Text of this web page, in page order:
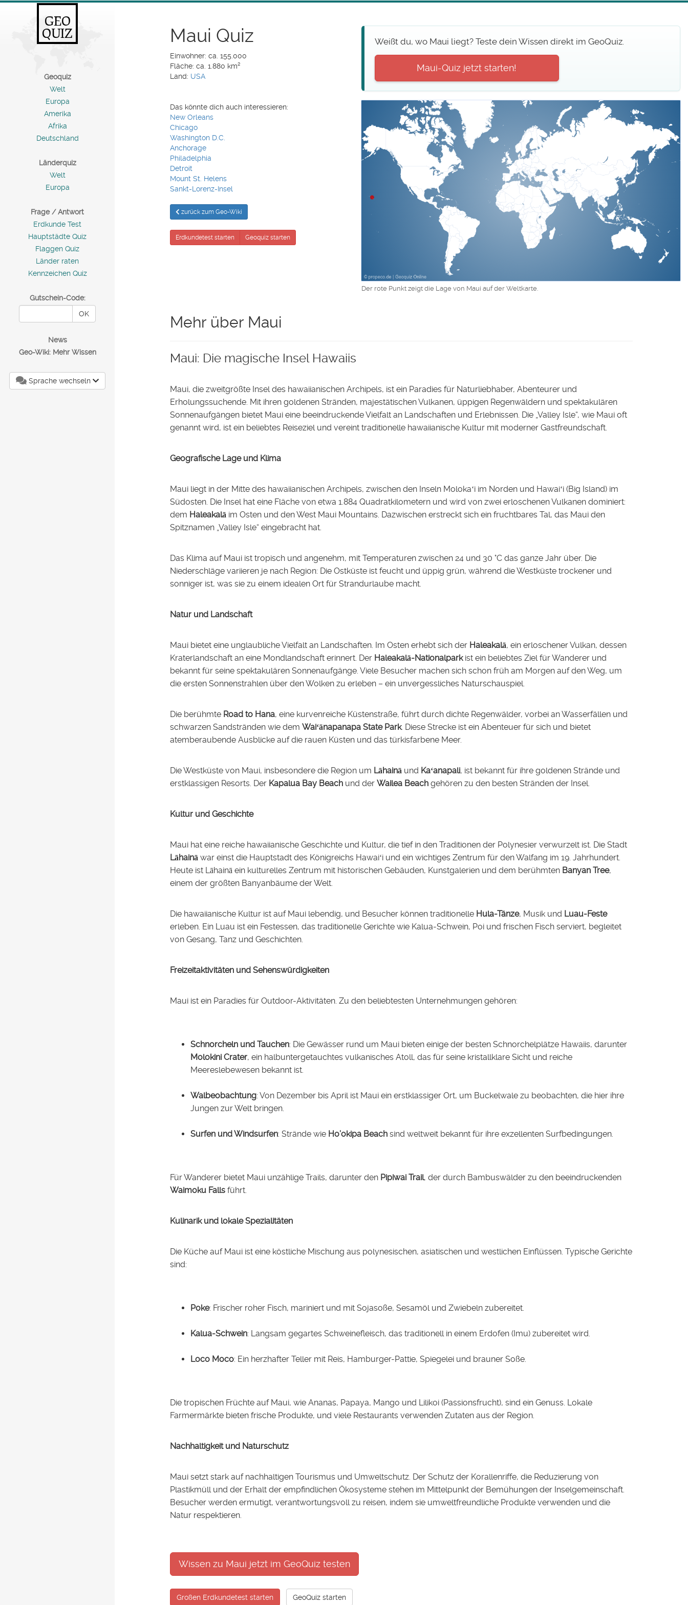
GEO
QUIZ
Geoquiz
Welt
Europa
Amerika
Afrika
Deutschland
Länderquiz
Welt
Europa
Frage / Antwort
Erdkunde Test
Hauptstädte Quiz
Flaggen Quiz
Länder raten
Kennzeichen Quiz
Gutschein-Code:
OK
News
Geo-Wiki: Mehr Wissen
Sprache wechseln
Maui Quiz
Einwohner: ca. 155.000
Fläche: ca. 1.880 km²
Land: USA
Das könnte dich auch interessieren:
New Orleans
Chicago
Washington D.C.
Anchorage
Philadelphia
Detroit
Mount St. Helens
Sankt-Lorenz-Insel
zurück zum Geo-Wiki
Erdkundetest starten Geoquiz starten
Weißt du, wo Maui liegt? Teste dein Wissen direkt im GeoQuiz.
Maui-Quiz jetzt starten!
Der rote Punkt zeigt die Lage von Maui auf der Weltkarte.
Mehr über Maui
Maui: Die magische Insel Hawaiis
Maui, die zweitgrößte Insel des hawaiianischen Archipels, ist ein Paradies für Naturliebhaber, Abenteurer und
Erholungssuchende. Mit ihren goldenen Stränden, majestätischen Vulkanen, üppigen Regenwäldern und spektakulären
Sonnenaufgängen bietet Maui eine beeindruckende Vielfalt an Landschaften und Erlebnissen. Die „Valley Isle“, wie Maui oft
genannt wird, ist ein beliebtes Reiseziel und vereint traditionelle hawaiianische Kultur mit moderner Gastfreundschaft.
Geografische Lage und Klima
Maui liegt in der Mitte des hawaiianischen Archipels, zwischen den Inseln Molokaʻi im Norden und Hawaiʻi (Big Island) im
Südosten. Die Insel hat eine Fläche von etwa 1.884 Quadratkilometern und wird von zwei erloschenen Vulkanen dominiert:
dem Haleakalā im Osten und den West Maui Mountains. Dazwischen erstreckt sich ein fruchtbares Tal, das Maui den
Spitznamen „Valley Isle“ eingebracht hat.
Das Klima auf Maui ist tropisch und angenehm, mit Temperaturen zwischen 24 und 30 °C das ganze Jahr über. Die
Niederschläge variieren je nach Region: Die Ostküste ist feucht und üppig grün, während die Westküste trockener und
sonniger ist, was sie zu einem idealen Ort für Strandurlaube macht.
Natur und Landschaft
Maui bietet eine unglaubliche Vielfalt an Landschaften. Im Osten erhebt sich der Haleakalā, ein erloschener Vulkan, dessen
Kraterlandschaft an eine Mondlandschaft erinnert. Der Haleakalā-Nationalparkist ein beliebtes Ziel für Wanderer und
bekannt für seine spektakulären Sonnenaufgänge. Viele Besucher machen sich schon früh am Morgen auf den Weg, um
die ersten Sonnenstrahlen über den Wolken zu erleben – ein unvergessliches Naturschauspiel.
Die berühmte Road to Hana, eine kurvenreiche Küstenstraße, führt durch dichte Regenwälder, vorbei an Wasserfällen und
schwarzen Sandstränden wie demWaiʻānapanapa State Park. Diese Strecke ist ein Abenteuer für sich und bietet
atemberaubende Ausblicke auf die rauen Küsten und das türkisfarbene Meer.
Die Westküste von Maui, insbesondere die Region um Lāhainā und Kaʻanapali, ist bekannt für ihre goldenen Strände und
erstklassigen Resorts. Der Kapalua Bay Beach und derWailea Beach gehören zu den besten Stränden der Insel.
Kultur und Geschichte
Maui hat eine reiche hawaiianische Geschichte und Kultur, die tief in den Traditionen der Polynesier verwurzelt ist. Die Stadt
Lāhainā war einst die Hauptstadt des Königreichs Hawaiʻi und ein wichtiges Zentrum für den Walfang im 19. Jahrhundert.
Heute ist Lāhainā ein kulturelles Zentrum mit historischen Gebäuden, Kunstgalerien und dem berühmten Banyan Tree,
einem der größten Banyanbäume der Welt.
Die hawaiianische Kultur ist auf Maui lebendig, und Besucher können traditionelle Hula-Tänze, Musik und Luau-Feste
erleben. Ein Luau ist ein Festessen, das traditionelle Gerichte wie Kalua-Schwein, Poi und frischen Fisch serviert, begleitet
von Gesang, Tanz und Geschichten.
Freizeitaktivitäten und Sehenswürdigkeiten
Maui ist ein Paradies für Outdoor-Aktivitäten. Zu den beliebtesten Unternehmungen gehören:
Schnorcheln und Tauchen: Die Gewässer rund um Maui bieten einige der besten Schnorchelplätze Hawaiis, darunter
Molokini Crater, ein halbuntergetauchtes vulkanisches Atoll, das für seine kristallklare Sicht und reiche
Meereslebewesen bekannt ist.
Walbeobachtung: Von Dezember bis April ist Maui ein erstklassiger Ort, um Buckelwale zu beobachten, die hier ihre
Jungen zur Welt bringen.
Surfen und Windsurfen: Strände wie Ho’okipa Beach sind weltweit bekannt für ihre exzellenten Surfbedingungen.
Für Wanderer bietet Maui unzählige Trails, darunter den Pipiwai Trail, der durch Bambuswälder zu den beeindruckenden
Waimoku Falls führt.
Kulinarik und lokale Spezialitäten
Die Küche auf Maui ist eine köstliche Mischung aus polynesischen, asiatischen und westlichen Einflüssen. Typische Gerichte
sind:
Poke: Frischer roher Fisch, mariniert und mit Sojasoße, Sesamöl und Zwiebeln zubereitet.
Kalua-Schwein: Langsam gegartes Schweinefleisch, das traditionell in einem Erdofen (Imu) zubereitet wird.
Loco Moco: Ein herzhafter Teller mit Reis, Hamburger-Pattie, Spiegelei und brauner Soße.
Die tropischen Früchte auf Maui, wie Ananas, Papaya, Mango und Lilikoi (Passionsfrucht), sind ein Genuss. Lokale
Farmermärkte bieten frische Produkte, und viele Restaurants verwenden Zutaten aus der Region.
Nachhaltigkeit und Naturschutz
Maui setzt stark auf nachhaltigen Tourismus und Umweltschutz. Der Schutz der Korallenriffe, die Reduzierung von
Plastikmüll und der Erhalt der empfindlichen Ökosysteme stehen im Mittelpunkt der Bemühungen der Inselgemeinschaft.
Besucher werden ermutigt, verantwortungsvoll zu reisen, indem sie umweltfreundliche Produkte verwenden und die
Natur respektieren.
Wissen zu Maui jetzt im GeoQuiz testen
Großen Erdkundetest starten GeoQuiz starten